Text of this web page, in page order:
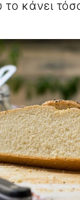
κάνει